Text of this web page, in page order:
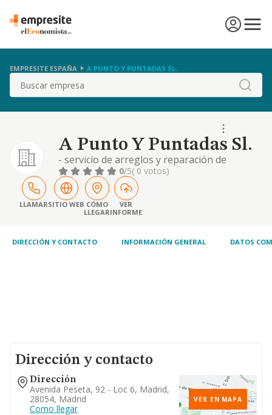
EMPRESITE ESPAÑA A PUNTO Y PUNTADAS SL.
Buscar
A Punto Y Puntadas Sl.
- servicio de arreglos y reparación de
prendas de vestir y del hogar. - servicio de
limpieza en seco y lavandería. - gestión,
administración, adquisición, promoción,
enajenación, arrendamiento (no financiero),
rehabilitación, explotación en cualquier
0/5( 0 votos)
LLAMARSITIO WEB CÓMO
LLEGAR
VER
INFORME
DIRECCIÓN Y CONTACTO INFORMACIÓN GENERAL DATOS
Dirección y contacto
Dirección
Avenida Peseta, 92 - Loc 6, Madrid,
28054, Madrid
Como llegar
VER EN MAPA